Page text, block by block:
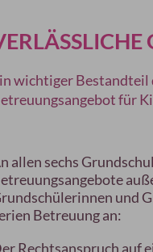
wichtiger
für
allen sechs
und
Betreuung an:
Rechtsanspruch auf